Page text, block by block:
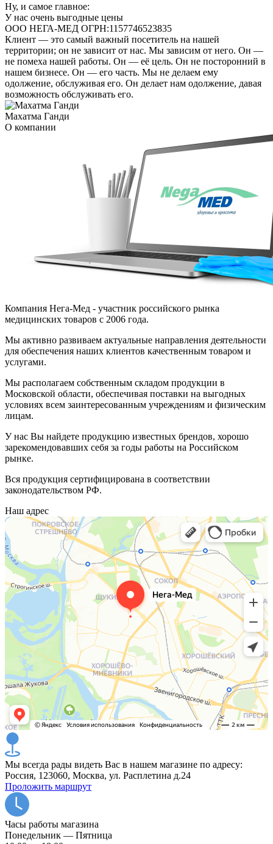
Ну, и самое главное:
У нас очень выгодные цены
ООО НЕГА-МЕД ОГРН:1157746523835
Клиент — это самый важный посетитель на нашей
территории; он не зависит от нас. Мы зависим от него. Он —
не помеха нашей работы. Он — её цель. Он не посторонний в
нашем бизнесе. Он — его часть. Мы не делаем ему
одолжение, обслуживая его. Он делает нам одолжение, давая
возможность обслуживать его.
Махатма Ганди
О компании
Компания Нега-Мед - участник российского рынка
медицинских товаров с 2006 года.
Мы активно развиваем актуальные направления деятельности
для обеспечения наших клиентов качественным товаром и
услугами.
Мы располагаем собственным складом продукции в
Московской области, обеспечивая поставки на выгодных
условиях всем заинтересованным учреждениям и физическим
лицам.
У нас Вы найдете продукцию известных брендов, хорошо
зарекомендовавших себя за годы работы на Российском
рынке.
Вся продукция сертифицирована в соответствии
законодательством РФ.
Наш адрес
Мы всегда рады видеть Вас в нашем магазине по адресу:
Россия, 123060, Москва, ул. Расплетина д.24
Проложить маршрут
Часы работы магазина
Понедельник — Пятница